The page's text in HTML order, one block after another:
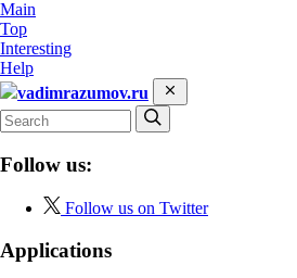
Main
Top
Interesting
Help
vadimrazumov.ru
Follow us:
Follow us on Twitter
Applications